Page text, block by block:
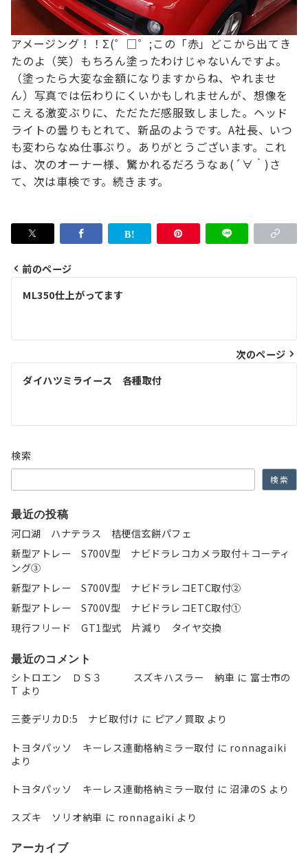
アメージング！！Σ(゜□゜; この「赤」どこから出てき
たのよ（笑） もちろん塗ったわけじゃないんですよ。
（塗ったら大変な金額になりますからね、やれませ
ん） 写真では伝わりにくいかもしれませんが、想像を
こえる激変ぶりに、ただただ感服致しました。 ヘッド
ライトの曇りもとれて、新品のようです。A社長、いつ
も変わらなぬ仕事ぶり。ありがとうございます。 これ
は、次のオーナー様、驚かれるだろうなぁ(´∀｀)さ
て、次は車検です。続きます。
投
ビ
ゲ
シ
ョ
ン
前のページ
ML350仕上がってます
次のページ
ダイハツミライース 各種取付
検索
検索
最近の投稿
河口湖 ハナテラス 桔梗信玄餅パフェ
新型アトレー S700V型 ナビドラレコカメラ取付＋コーティ
ング③
新型アトレー S700V型 ナビドラレコETC取付②
新型アトレー S700V型 ナビドラレコETC取付①
現行フリード GT1型式 片減り タイヤ交換
最近のコメント
シトロエン ＤＳ３ スズキハスラー 納車 に 富士市の
T より
三菱デリカD:5 ナビ取付け に ピアノ買取 より
トヨタパッソ キーレス連動格納ミラー取付 に ronnagaiki
より
トヨタパッソ キーレス連動格納ミラー取付 に沼津のS より
スズキ ソリオ納車 に ronnagaiki より
アーカイブ